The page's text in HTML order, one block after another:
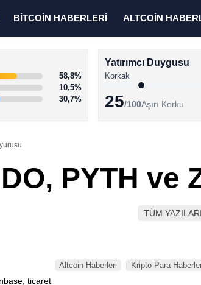
BİTCOİN HABERLERİ ALTCOİN
58,8%
10,5%
30,7%
Yatırımcı Duygusu
Korkak
25/100Aşırı Korku
PYTH ve
TÜM YAZILARI
Altcoin Haberleri Kripto Para